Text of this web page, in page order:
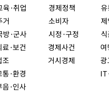
육·취업
거
방·군사
료·보건
조
통·환경
음·인사
경제정책
소비자
시정·구정
경제사건
거시경제
광